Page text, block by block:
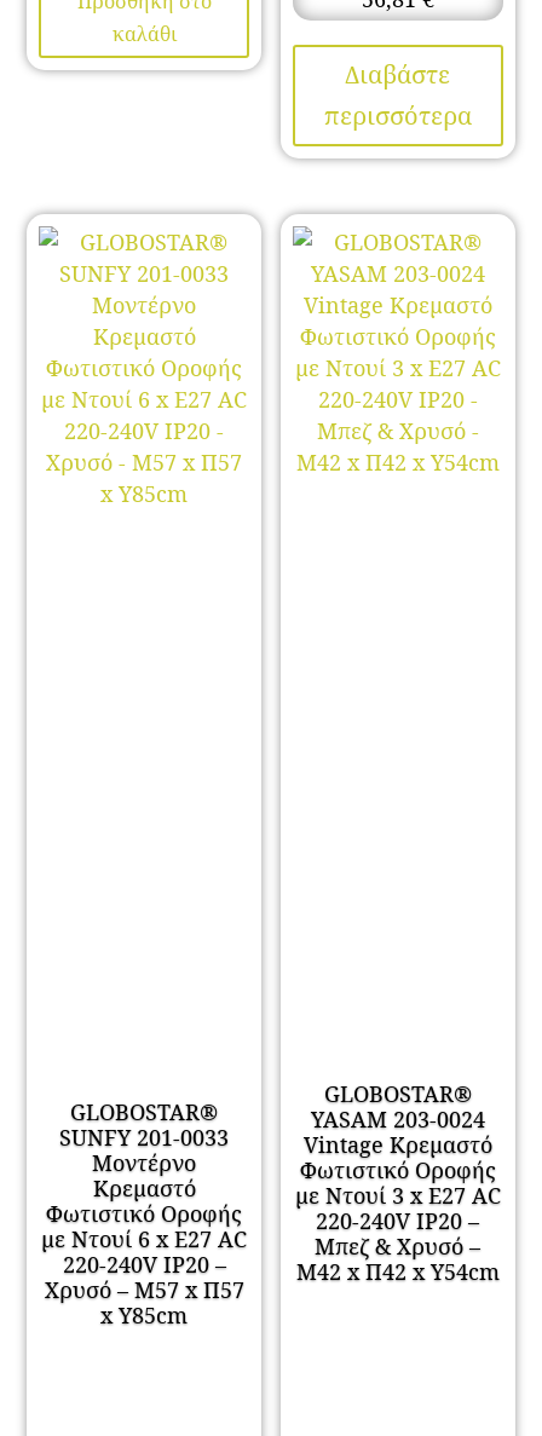
καλάθι
Διαβάστε
περισσότερα
GLOBOSTAR®
SUNFY 201-0033
Μοντέρνο
Κρεμαστό
Φωτιστικό Οροφής
με Ντουί 6 x E27 AC
220-240V IP20 –
Χρυσό – Μ57 x Π57
x Υ85cm
GLOBOSTAR®
YASAM 203-0024
Vintage Κρεμαστό
Φωτιστικό Οροφής
με Ντουί 3 x E27 AC
220-240V IP20 –
Μπεζ & Χρυσό –
Μ42 x Π42 x Υ54cm